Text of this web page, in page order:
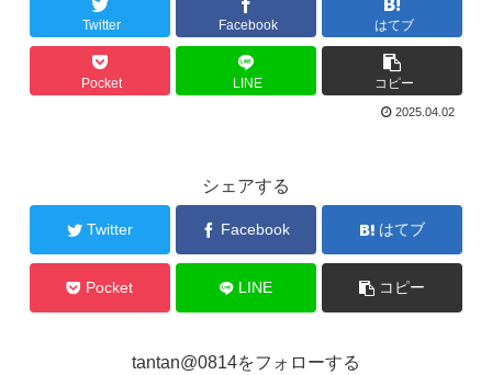
Twitter Facebook はてブ
Pocket LINE コピー
2025.04.02
シェアする
Twitter Facebook はてブ
Pocket LINE コピー
tantan@0814をフォローする